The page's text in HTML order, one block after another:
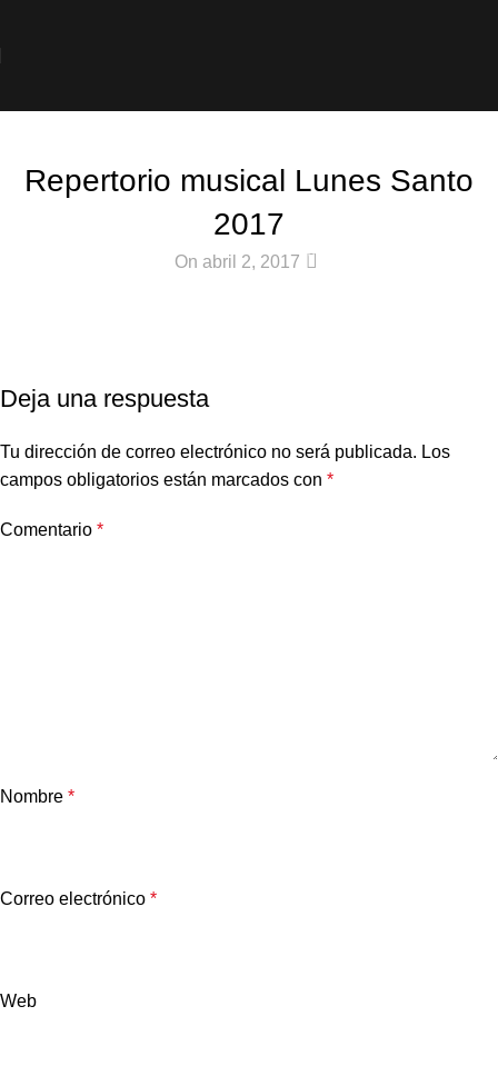
Repertorio musical Lunes Santo
2017
On abril 2, 2017 0
Deja una respuesta
Tu dirección de correo electrónico no será publicada. Los
campos obligatorios están marcados con *
Comentario *
Nombre *
Correo electrónico *
Web